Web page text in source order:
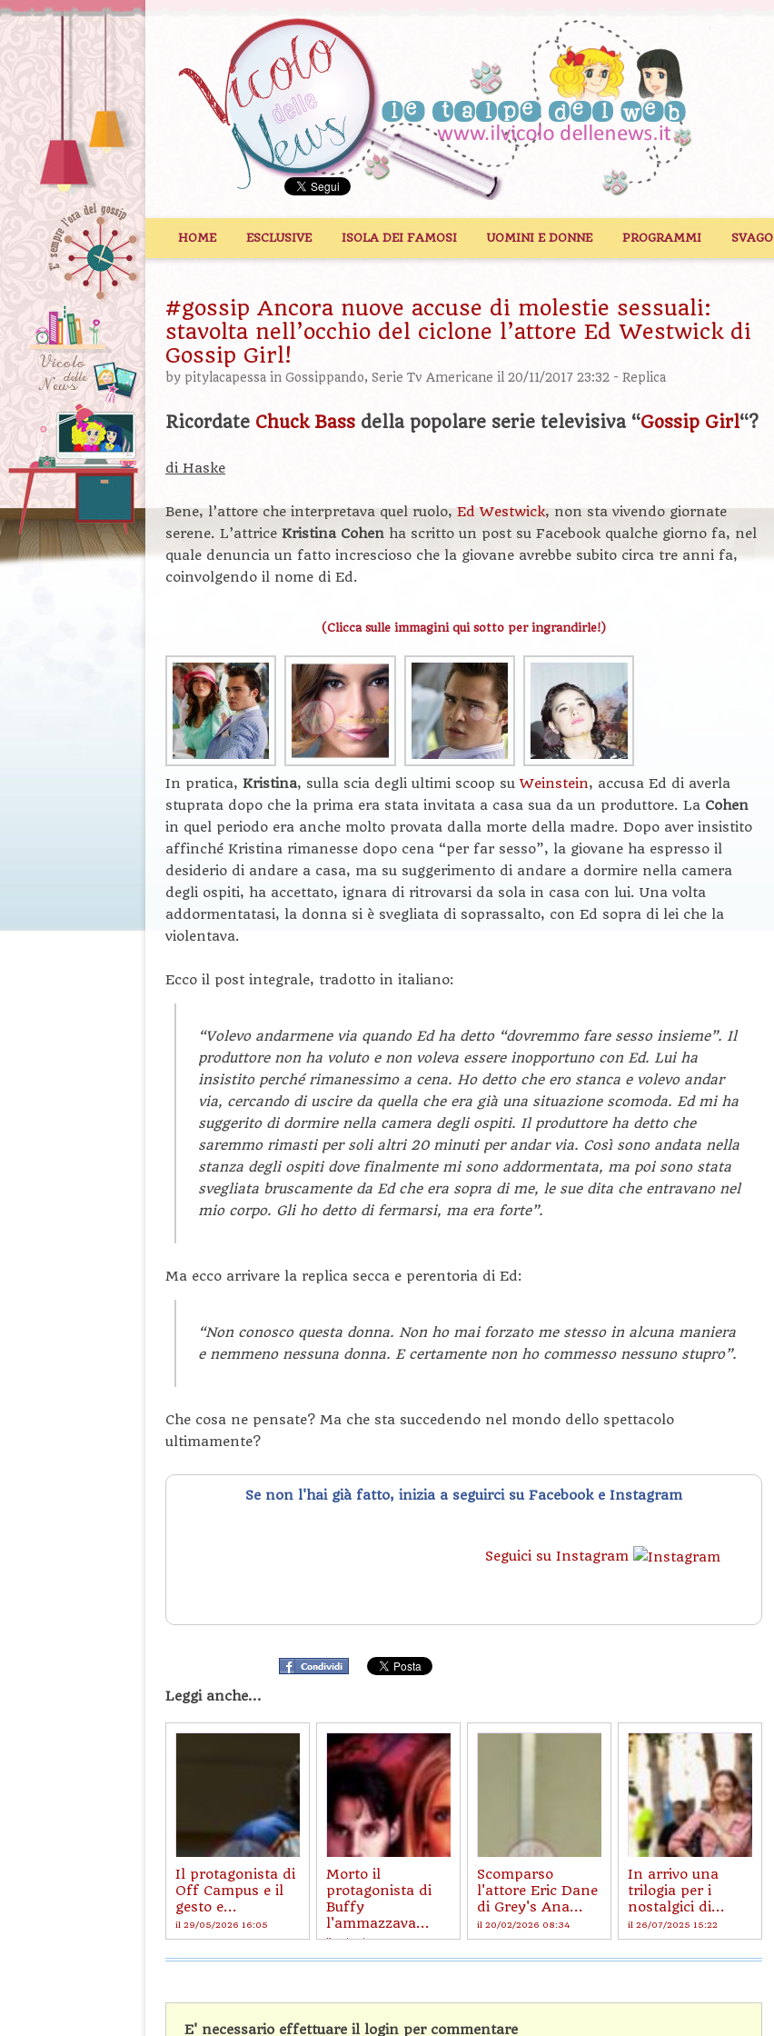
HOME ESCLUSIVE ISOLA DEI FAMOSI UOMINI E DONNE PROGRAMMI SVAGO
#gossip Ancora nuove accuse di molestie sessuali:
stavolta nell’occhio del ciclone l’attore Ed Westwick di
Gossip Girl!
by pitylacapessa in Gossippando, Serie Tv Americane il 20/11/2017 23:32 - Replica
Ricordate Chuck Bass della popolare serie televisiva “Gossip Girl“?
di Haske
Bene, l’attore che interpretava quel ruolo,Ed Westwick, non sta vivendo giornate
serene. L’attrice Kristina Cohen ha scritto un post su Facebook qualche giorno fa, nel
quale denuncia un fatto increscioso che la giovane avrebbe subito circa tre anni fa,
coinvolgendo il nome di Ed.
(Clicca sulle immagini qui sotto per ingrandirle!)
In pratica, Kristina, sulla scia degli ultimi scoop suWeinstein, accusa Ed di averla
stuprata dopo che la prima era stata invitata a casa sua da un produttore. La Cohen
in quel periodo era anche molto provata dalla morte della madre. Dopo aver insistito
affinché Kristina rimanesse dopo cena “per far sesso”, la giovane ha espresso il
desiderio di andare a casa, ma su suggerimento di andare a dormire nella camera
degli ospiti, ha accettato, ignara di ritrovarsi da sola in casa con lui. Una volta
addormentatasi, la donna si è svegliata di soprassalto, con Ed sopra di lei che la
violentava.
Ecco il post integrale, tradotto in italiano:
“Volevo andarmene via quando Ed ha detto “dovremmo fare sesso insieme”. Il
produttore non ha voluto e non voleva essere inopportuno con Ed. Lui ha
insistito perché rimanessimo a cena. Ho detto che ero stanca e volevo andar
via, cercando di uscire da quella che era già una situazione scomoda. Ed mi ha
suggerito di dormire nella camera degli ospiti. Il produttore ha detto che
saremmo rimasti per soli altri 20 minuti per andar via. Così sono andata nella
stanza degli ospiti dove finalmente mi sono addormentata, ma poi sono stata
svegliata bruscamente da Ed che era sopra di me, le sue dita che entravano nel
mio corpo. Gli ho detto di fermarsi, ma era forte”.
Ma ecco arrivare la replica secca e perentoria di Ed:
“Non conosco questa donna. Non ho mai forzato me stesso in alcuna maniera
e nemmeno nessuna donna. E certamente non ho commesso nessuno stupro”.
Che cosa ne pensate? Ma che sta succedendo nel mondo dello spettacolo
ultimamente?
Se non l'hai già fatto, inizia a seguirci su Facebook e Instagram
Seguici su Instagram
Leggi anche...
Il protagonista di
Off Campus e il
gesto e...
il 29/05/2026 16:05
Morto il
protagonista di
Buffy
l'ammazzava...
il 21/03/2026 10:49
Scomparso
l'attore Eric Dane
di Grey's Ana...
il 20/02/2026 08:34
In arrivo una
trilogia per i
nostalgici di...
il 26/07/2025 15:22
E' necessario effettuare il login per commentare